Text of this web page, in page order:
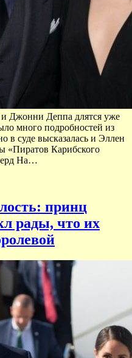
Джонни Деппа длятся уже
много подробностей из
в суде высказалась и Эллен
«Пиратов Карибского
На…
принц
рады, что их